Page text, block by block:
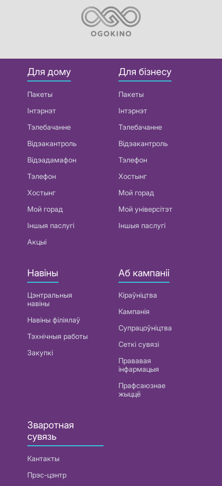
Для дому
Пакеты
Інтэрнэт
Тэлебачанне
Відэакантроль
Відэадамафон
Тэлефон
Хостынг
Мой горад
Іншыя паслугі
Акцыі
Для бізнесу
Пакеты
Інтэрнэт
Тэлебачанне
Відэакантроль
Тэлефон
Хостынг
Мой горад
Мой універсітэт
Іншыя паслугі
Навіны
Цэнтральныя
навіны
Навіны філіялаў
Тэхнічныя работы
Закупкі
Аб кампаніі
Кіраўніцтва
Кампанія
Супрацоўніцтва
Сеткі сувязі
Прававая
інфармацыя
Прафсаюзнае
жыццё
Зваротная
сувязь
Кантакты
Прэс-цэнтр